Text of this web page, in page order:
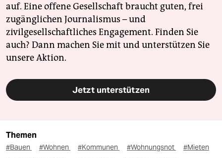
auf. Eine offene Gesellschaft braucht guten, frei
zugänglichen Journalismus – und
zivilgesellschaftliches Engagement. Finden Sie
auch? Dann machen Sie mit und unterstützen Sie
unsere Aktion.
Jetzt unterstützen
Themen
#Bauen #Wohnen #Kommunen #Wohnungsnot
#Mieten